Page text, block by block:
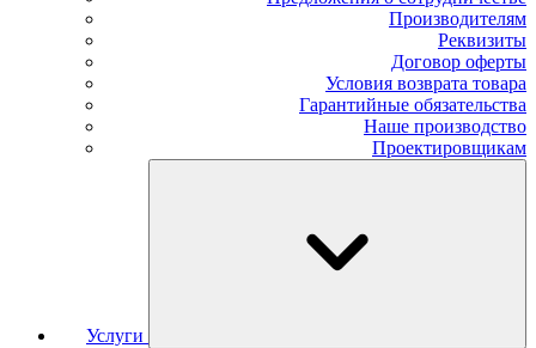
Производителям
Реквизиты
Договор оферты
Условия возврата товара
Гарантийные обязательства
Наше производство
Проектировщикам
Услуги